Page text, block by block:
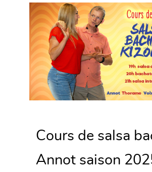
Cours de salsa
Annot saison